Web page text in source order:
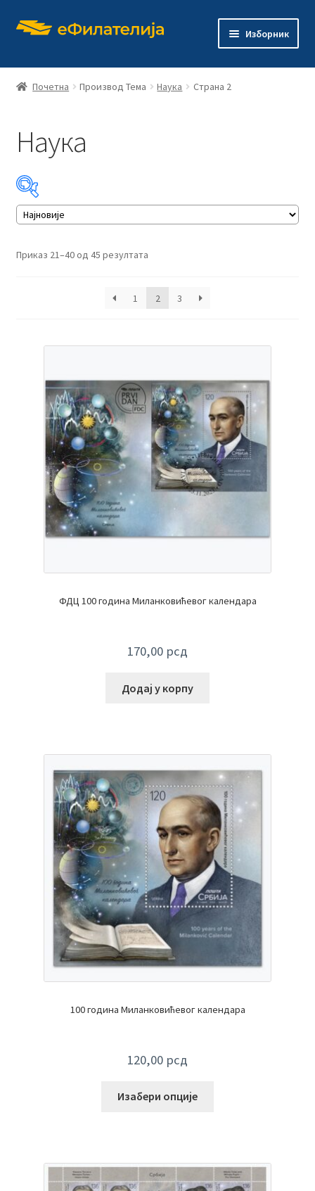
Прескочи
Скочи
Изборник
Почетна
Продавница
О филателији
Издања
Почетна Производ Тема Наука Страна 2
Наука
Приказ 21–40 од 45 резултатаСортирано
најновијем
1
2 3
ФДЦ 100 година Миланковићевог календара
170,00 рсд
Додај у корпу
100 година Миланковићевог календара
120,00 рсд
Изабери опције